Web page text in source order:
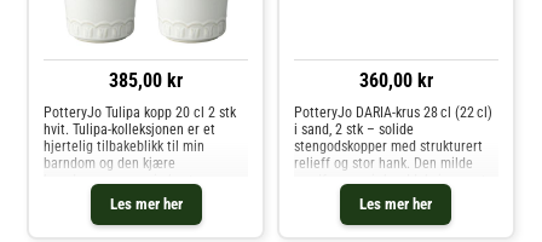
385,00 kr
Les mer her
PotteryJo Tulipa kopp 20 cl 2 stk
hvit. Tulipa-kolleksjonen er et
hjertelig tilbakeblikk til min
barndom og den kjære
bursdagssangen min bestemor
alltid sang for meg: 'Med en enkel
tulipan...på din spesielle dag!'.
Denne samlingen er en festlig og
360,00 kr
Les mer her
PotteryJo DARIA-krus 28 cl (22 cl)
i sand, 2 stk – solide
stengodskopper med strukturert
relieff og stor hank. Den milde
sandfargen gir borddekningen et
elegant og dempet preg.Designet
av Johanna Hampf som en
minimalistisk motvekt til DAISY,